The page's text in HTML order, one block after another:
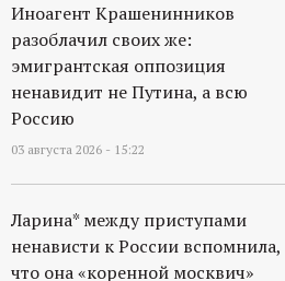
Иноагент Крашенинников
разоблачил своих же:
эмигрантская оппозиция
ненавидит не Путина, а всю
Россию
03 августа 2026 - 15:22
Ларина* между приступами
ненависти к России вспомнила,
что она «коренной москвич»